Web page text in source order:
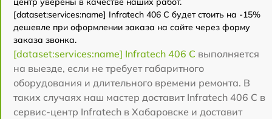
[dataset:services:name] Infratech 406 С будет стоить на -15%
дешевле при оформлении заказа на сайте через форму
заказа звонка.
[dataset:services:name] Infratech 406 С выполняется
на выезде, если не требует габаритного
оборудования и длительного времени ремонта. В
таких случаях наш мастер доставит Infratech 406 С в
сервис-центр Infratech в Хабаровске и доставит